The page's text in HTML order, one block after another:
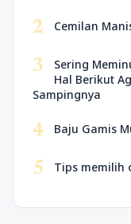
2 Cemilan
3
Sering
Hal Berikut
Sampingnya
4 Baju Gamis
5 Tips memilih